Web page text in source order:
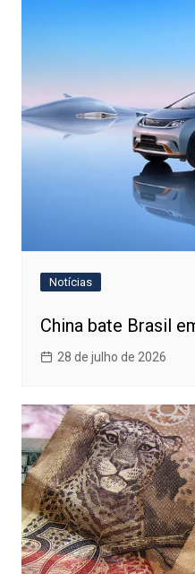
Notícias
China bate Brasil
28 de julho de 2026